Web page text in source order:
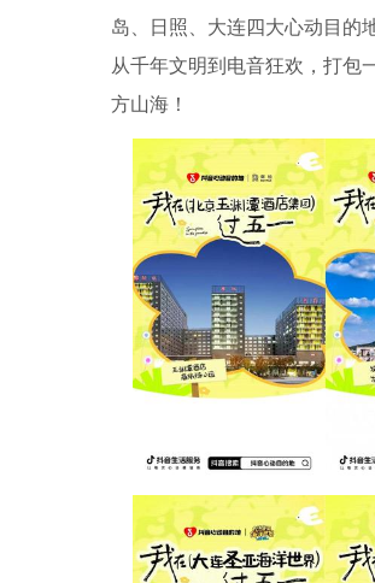
岛、日照、大连四大心动目的
从千年文明到电音狂欢，打包
方山海！